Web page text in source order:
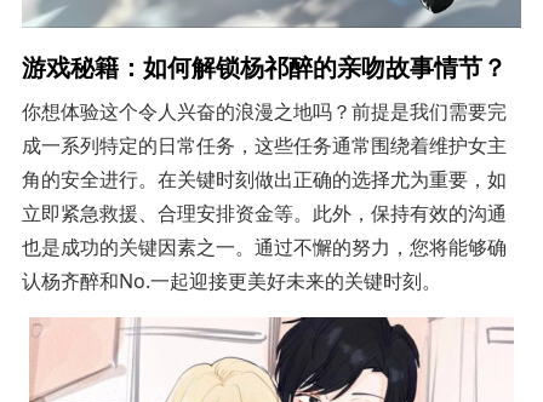
游戏秘籍：如何解锁杨祁醉的亲吻故事情节？
你想体验这个令人兴奋的浪漫之地吗？前提是我们需要完
成一系列特定的日常任务，这些任务通常围绕着维护女主
角的安全进行。在关键时刻做出正确的选择尤为重要，如
立即紧急救援、合理安排资金等。此外，保持有效的沟通
也是成功的关键因素之一。通过不懈的努力，您将能够确
认杨齐醉和No.一起迎接更美好未来的关键时刻。